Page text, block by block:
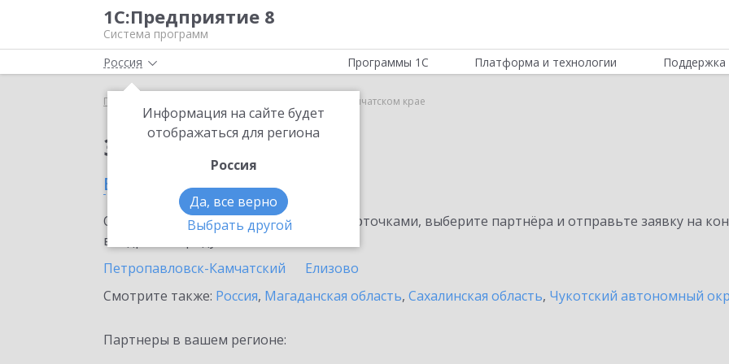
1С:Предприятие 8
Система программ
Россия
Информация на сайте будет
отображаться для региона
Россия
Да, все верно
Выбрать другой
Программы 1С Платформа и технологии Поддержка
Главная 1С-ЭДО в Камчатском крае
Заказать 1С-ЭДО
в Камчатском крае
Ознакомьтесь с информационными карточками, выберите партнёра и отправьте заявку на
внедрение продукта.
Петропавловск-Камчатский
Елизово
Смотрите также: Россия, Магаданская область, Сахалинская область, Чукотский автономный
Партнеры в вашем регионе: